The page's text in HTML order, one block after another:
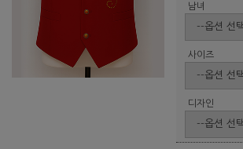
남녀
사이즈
디자인